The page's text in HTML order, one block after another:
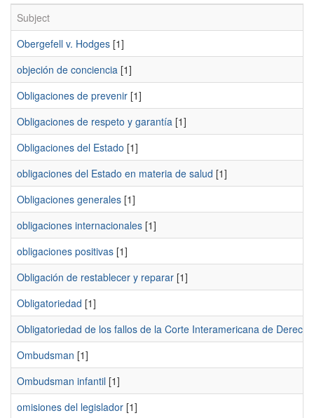
Subject
Obergefell v. Hodges [1]
objeción de conciencia [1]
Obligaciones de prevenir [1]
Obligaciones de respeto y garantía [1]
Obligaciones del Estado [1]
obligaciones del Estado en materia de salud [1]
Obligaciones generales [1]
obligaciones internacionales [1]
obligaciones positivas [1]
Obligación de restablecer y reparar [1]
Obligatoriedad [1]
Obligatoriedad de los fallos de la Corte Interamericana de
Ombudsman [1]
Ombudsman infantil [1]
omisiones del legislador [1]